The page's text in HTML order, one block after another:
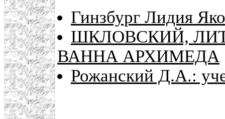
Гинзбург Лидия
ШКЛОВСКИЙ,
ВАННА АРХИМЕДА
Рожанский Д.А.: